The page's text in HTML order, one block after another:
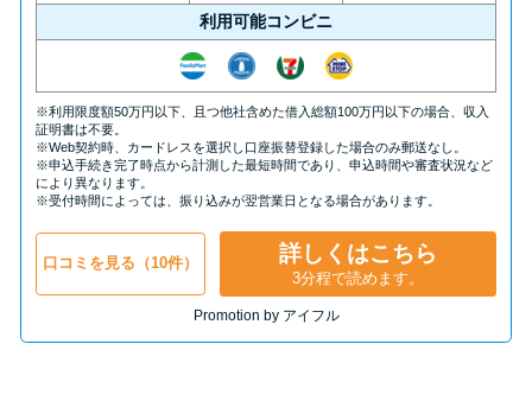
利用可能コンビニ
※利用限度額50万円以下、且つ他社含めた借入総額100万円以下の場合、収入
証明書は不要。
※Web契約時、カードレスを選択し口座振替登録した場合のみ郵送なし。
※申込手続き完了時点から計測した最短時間であり、申込時間や審査状況など
により異なります。
※受付時間によっては、振り込みが翌営業日となる場合があります。
口コミを見る（10件） 詳しくはこちら
3分程で読めます。
Promotion by アイフル